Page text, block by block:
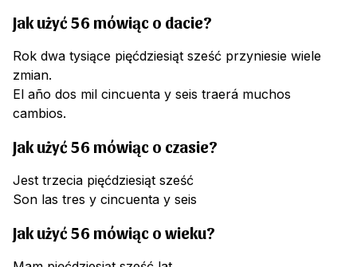
Jak użyć 56 mówiąc o dacie?
Rok dwa tysiące pięćdziesiąt sześć przyniesie wiele
zmian.
El año dos mil cincuenta y seis traerá muchos
cambios.
Jak użyć 56 mówiąc o czasie?
Jest trzecia pięćdziesiąt sześć
Son las tres y cincuenta y seis
Jak użyć 56 mówiąc o wieku?